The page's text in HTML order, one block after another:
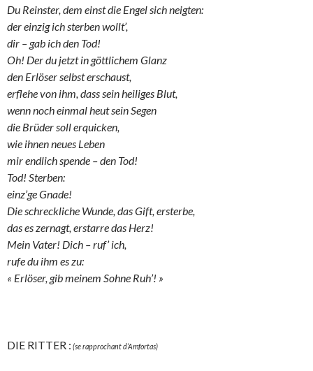
Du Reinster, dem einst die Engel sich neigten:
der einzig ich sterben wollt’,
dir – gab ich den Tod!
Oh! Der du jetzt in göttlichem Glanz
den Erlöser selbst erschaust,
erflehe von ihm, dass sein heiliges Blut,
wenn noch einmal heut sein Segen
die Brüder soll erquicken,
wie ihnen neues Leben
mir endlich spende – den Tod!
Tod! Sterben:
einz’ge Gnade!
Die schreckliche Wunde, das Gift, ersterbe,
das es zernagt, erstarre das Herz!
Mein Vater! Dich – ruf’ ich,
rufe du ihm es zu:
« Erlöser, gib meinem Sohne Ruh’! »
DIE RITTER : (se rapprochant d’Amfortas)